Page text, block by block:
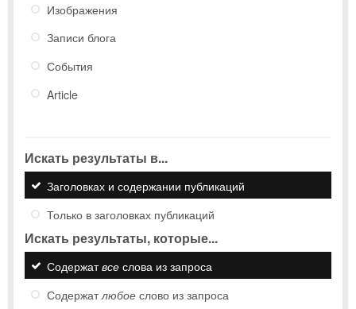
Изображения
Записи блога
События
Article
Искать результаты в...
Заголовках и содержании публикаций
Только в заголовках публикаций
Искать результаты, которые...
Содержатвсе слова из запроса
Содержатлюбое слово из запроса